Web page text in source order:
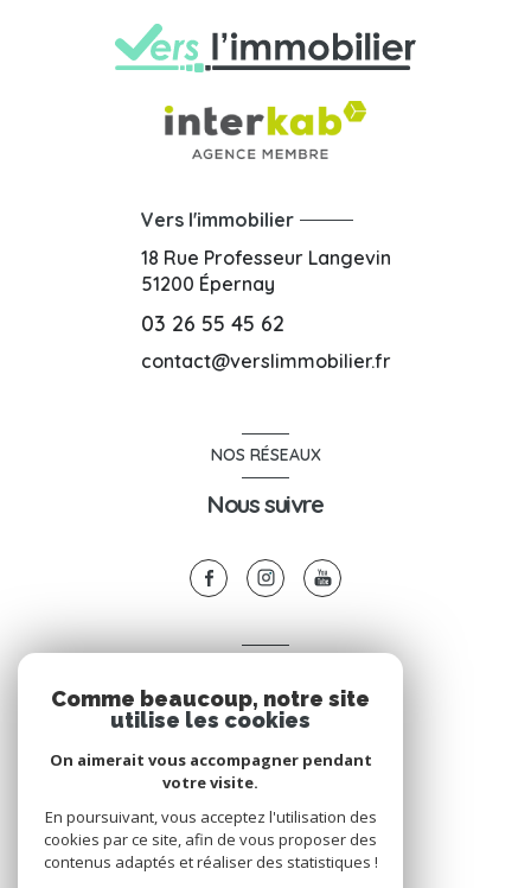
Vers l'immobilier
18 Rue Professeur Langevin
51200 Épernay
03 26 55 45 62
contact@verslimmobilier.fr
NOS RÉSEAUX
Nous suivre
Espace propriétaire
Comme beaucoup, notre site
utilise les cookies
On aimerait vous accompagner pendant
votre visite.
En poursuivant, vous acceptez l'utilisation des
cookies par ce site, afin de vous proposer des
contenus adaptés et réaliser des statistiques !